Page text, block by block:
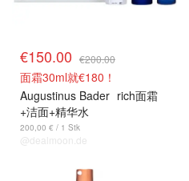
€150.00 €200.00
面霜30ml就€180！
Augustinus Bader rich面霜
+洁面+精华水
200,00 € / 1 Stk
@dealmoon.de